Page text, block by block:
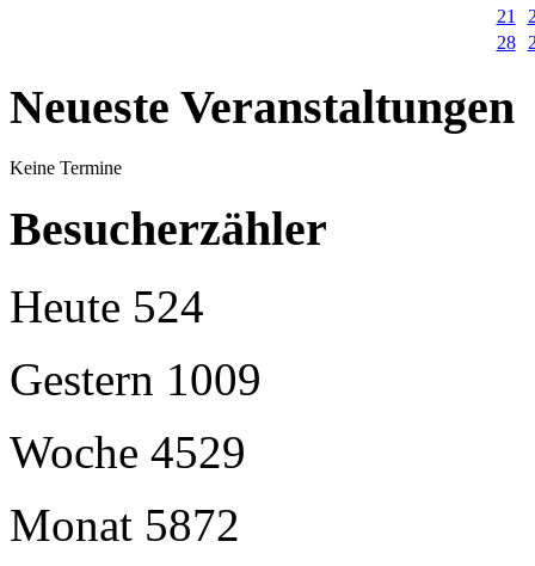
21
28
Neueste Veranstaltungen
Keine Termine
Besucherzähler
Heute 524
Gestern 1009
Woche 4529
Monat 5872